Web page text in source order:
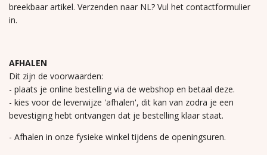
breekbaar artikel. Verzenden naar NL? Vul het contactformulier
in.
AFHALEN
Dit zijn de voorwaarden:
- plaats je online bestelling via de webshop en betaal deze.
- kies voor de leverwijze 'afhalen', dit kan van zodra je een
bevestiging hebt ontvangen dat je bestelling klaar staat.
- Afhalen in onze fysieke winkel tijdens de openingsuren.